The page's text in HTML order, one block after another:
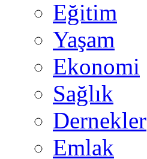
Eğitim
Yaşam
Ekonomi
Sağlık
Dernekler
Emlak